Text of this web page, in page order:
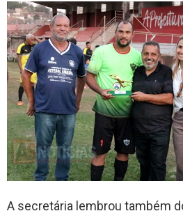
A secretária lembrou também